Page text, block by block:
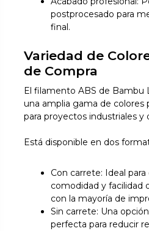
postprocesado para
final.
Variedad de
de Compra
El filamento ABS de Bambu
una amplia gama de colores
para proyectos industriales y
Está disponible en dos
Con carrete: Ideal
comodidad y facilidad
con la mayoría de
Sin carrete: Una
perfecta para reducir